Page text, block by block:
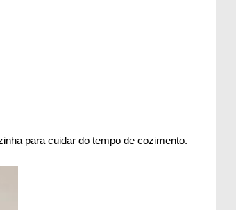
para cuidar do tempo de cozimento.